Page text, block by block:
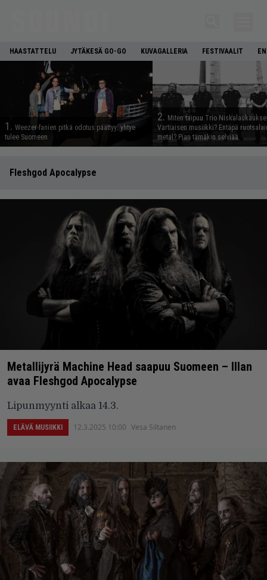
HAASTATTELU JYTÄKESÄ GO-GO KUVAGALLERIA FESTIVAALIT
1. Weezer-fanien pitkä odotus päättyy: yhtye
tulee Suomeen
2. Miten taipuu Trio
Vartiaisen musiikki? Entäpä
metal? Pian tämäkin selviää
Fleshgod Apocalypse
Metallijyrä Machine Head saapuu Suomeen – Illan
avaa Fleshgod Apocalypse
Lipunmyynti alkaa 14.3.
ELÄVÄ MUSIIKKI 12.3.2025 10:00 Vesa Siltanen